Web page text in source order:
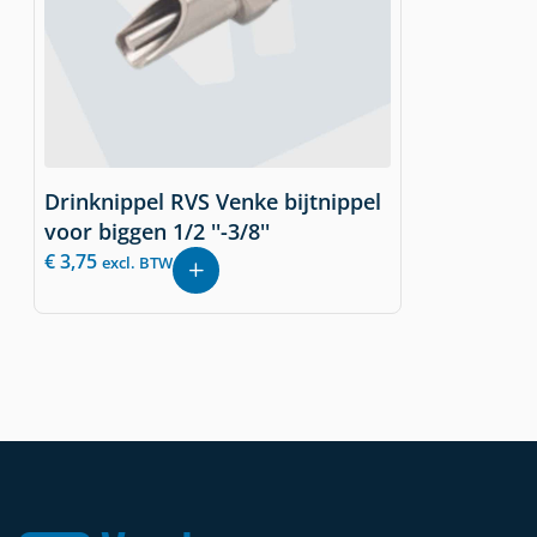
Drinknippel RVS Venke bijtnippel
voor biggen 1/2 ''-3/8''
€3,75 excl. BTW